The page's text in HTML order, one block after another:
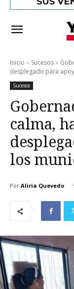
Inicio Sucesos
desplegado para
Sucesos
calma,
los
Por Aliria Quevedo